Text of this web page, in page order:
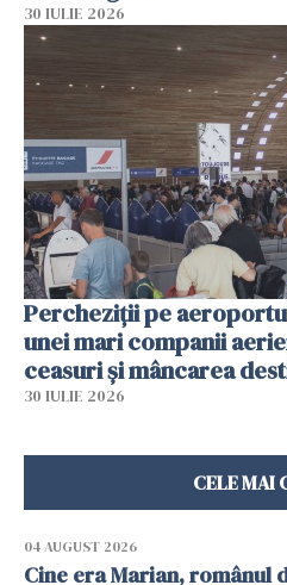
30 IULIE 2026
Percheziții pe
unei mari companii
ceasuri și mâncarea
30 IULIE 2026
CELE MAI
04 AUGUST 2026
Cine era Marian, românul